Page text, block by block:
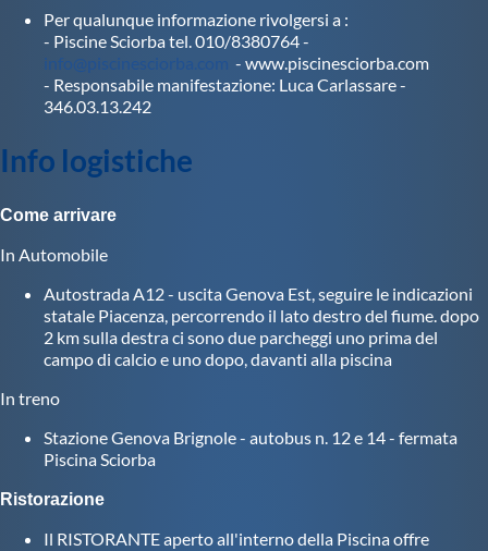
Area Legislativa
Protezione Civile
Qualità
Privacy
Cookie Policy
Archivio News
Flash News
Per qualunque informazione rivolgersi a :
- Piscine Sciorba tel. 010/8380764 -
info@piscinesciorba.com
- www.piscinesciorba.com
- Responsabile manifestazione: Luca Carlassare -
346.03.13.242
Info logistiche
Come arrivare
In Automobile
Autostrada A12 - uscita Genova Est, seguire le indicazioni
statale Piacenza, percorrendo il lato destro del fiume. dopo
2 km sulla destra ci sono due parcheggi uno prima del
campo di calcio e uno dopo, davanti alla piscina
In treno
Stazione Genova Brignole - autobus n. 12 e 14 - fermata
Piscina Sciorba
Ristorazione
Il RISTORANTE aperto all'interno della Piscina offre